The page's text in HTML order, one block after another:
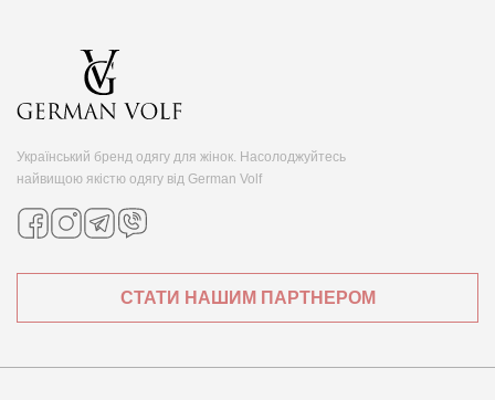
Український бренд одягу для жінок. Насолоджуйтесь
найвищою якістю одягу від German Volf
СТАТИ НАШИМ ПАРТНЕРОМ